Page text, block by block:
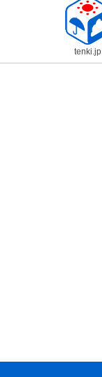
tenki.jp